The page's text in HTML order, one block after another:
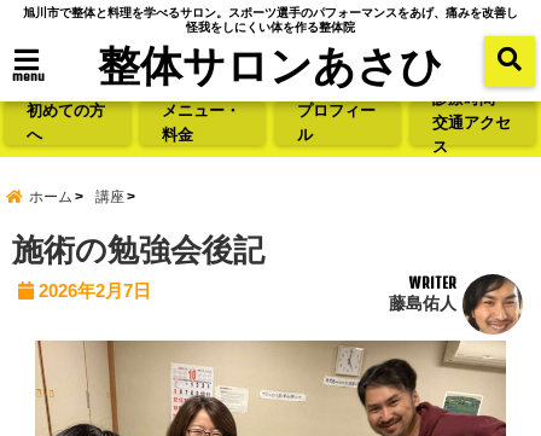
旭川市で整体と料理を学べるサロン。スポーツ選手のパフォーマンスをあげ、痛みを改善し
怪我をしにくい体を作る整体院
menu 整体サロンあさひ
初めての方
へ
メニュー・
料金
プロフィー
ル
診療時間・
交通アクセ
ス
ホーム 講座
施術の勉強会後記
2026年2月7日 WRITER
藤島佑人